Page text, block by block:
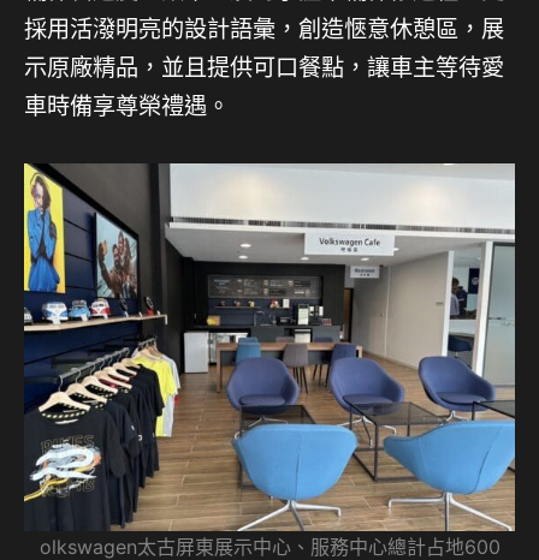
採用活潑明亮的設計語彙，創造愜意休憩區，展
示原廠精品，並且提供可口餐點，讓車主等待愛
車時備享尊榮禮遇。
olkswagen太古屏東展示中心、服務中心總計占地600